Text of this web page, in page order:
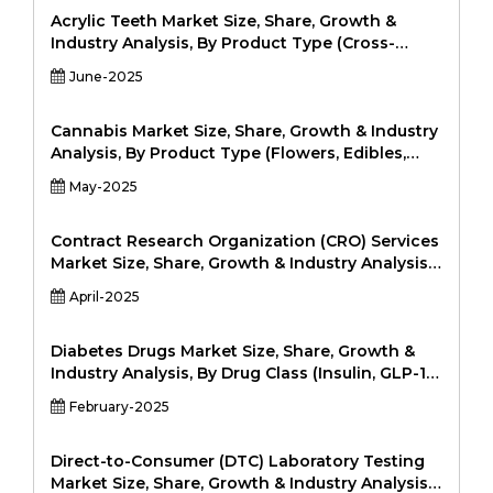
(ультрафиолетовый, видимый,
инфракрасный), вертикальный
(здравоохранение, аэрокосмическая и
оборона, автомобильная, тяжелая
потребителей, электронные и
электрические и другие.
Acrylic Teeth Market Size, Share, Growth &
Industry Analysis, By Product Type (Cross-
Linked Acrylic Teeth, Non-Cross-Linked Acrylic
Teeth), By Application (Complete Dentures,
Supported Dentures), By End-User (Dental
Clinics, Hospitals, Dental Laboratories,
Academic Institutes), and Regional Analysis,
2024-2031
June-2025
Cannabis Market Size, Share, Growth & Industry
Analysis, By Product Type (Flowers, Edibles,
Oils, Tinctures, Topical, Capsules, Beverages), By
Application (Medical Use, Recreational Use,
By End User (Pharmaceuticals, Food &
Beverage, Cosmetics, Healthcare, Retail
Consumers), and Regional Analysis, 2024-2031
May-2025
Contract Research Organization (CRO) Services
Market Size, Share, Growth & Industry Analysis,
By Service Type (Clinical Trial Services,
Laboratory Services, Regulatory Affairs, Data
By Application (Drug Development, Medical
Devices, Diagnostics, Consumer Health, Others)
By End User (Pharmaceutical, Biotechnology,
Medical Device Companies, Others) and
April-2025
Diabetes Drugs Market Size, Share, Growth &
Industry Analysis, By Drug Class (Insulin, GLP-1
Receptor Agonists, SGLT2 Inhibitors, DPP-4
Inhibitors, Sulfonylureas, Others), By Drug Type
(Hospitals, Homecare, Clinics, Others), and
Regional Analysis, 2024-2031
February-2025
Direct-to-Consumer (DTC) Laboratory Testing
Market Size, Share, Growth & Industry Analysis,